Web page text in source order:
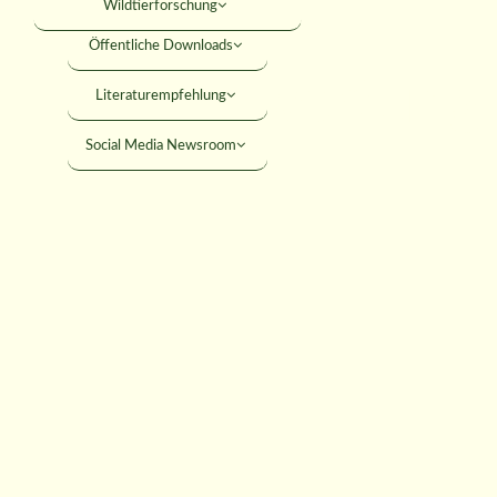
Öffentliche Downloads
Literaturempfehlung
Social Media Newsroom
Wildtierforschung